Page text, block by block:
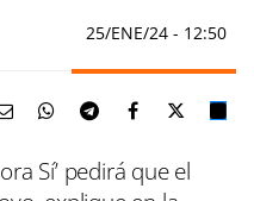
25/ENE/24 - 12:50
Sí’ pedirá que el